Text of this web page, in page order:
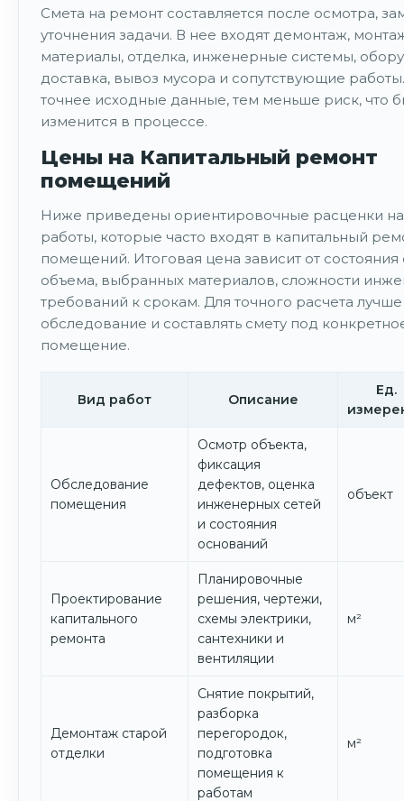
Смета на ремонт составляется после осмотра,
уточнения задачи. В нее входят демонтаж,
материалы, отделка, инженерные системы,
доставка, вывоз мусора и сопутствующие
точнее исходные данные, тем меньше риск, что
изменится в процессе.
Цены на Капитальный ремонт
помещений
Ниже приведены ориентировочные расценки
работы, которые часто входят в капитальный
помещений. Итоговая цена зависит от состояния
объема, выбранных материалов, сложности
требований к срокам. Для точного расчета
обследование и составлять смету под
помещение.
Вид работ Описание
Ед.
Обследование
помещения
Осмотр объекта,
фиксация
дефектов, оценка
инженерных сетей
и состояния
оснований
объект
Проектирование
капитального
ремонта
Планировочные
решения, чертежи,
схемы электрики,
сантехники и
вентиляции
м²
Демонтаж старой
отделки
Снятие покрытий,
разборка
перегородок,
подготовка
помещения к
работам
м²